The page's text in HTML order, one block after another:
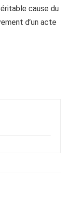
cause du
d’un acte